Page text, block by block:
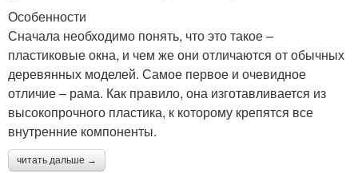
Особенности
Сначала необходимо понять, что это такое –
пластиковые окна, и чем же они отличаются от обычных
деревянных моделей. Самое первое и очевидное
отличие – рама. Как правило, она изготавливается из
высокопрочного пластика, к которому крепятся все
внутренние компоненты.
читать дальше →